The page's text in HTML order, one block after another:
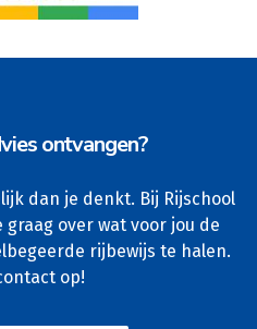
ontvangen?
dan je denkt. Bij Rijschool
graag over wat voor jou de
rijbewijs te halen.
op!